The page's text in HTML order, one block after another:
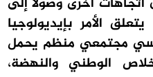
الأمر بإيديولوجيا
مجتمعي منظم يحمل
الوطني والنهضة،